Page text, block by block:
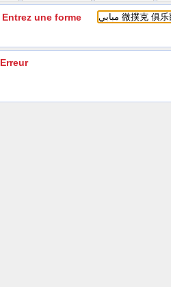
Entrez une forme
Erreur